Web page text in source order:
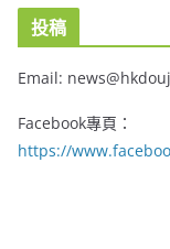
投稿
Email:
Facebook專頁：
https://